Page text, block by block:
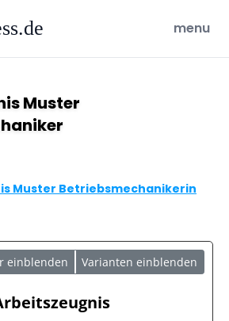
open
menu
Muster
Muster Betriebsmechanikerin
einblenden Varianten einblenden